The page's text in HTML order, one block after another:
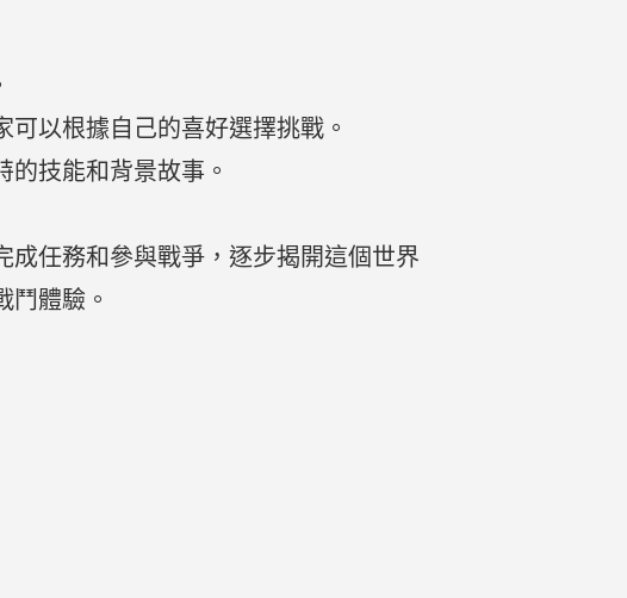
以根據自己的喜好選擇挑戰。
的技能和背景故事。
成任務和參與戰爭，逐步揭開這個世界
鬥體驗。